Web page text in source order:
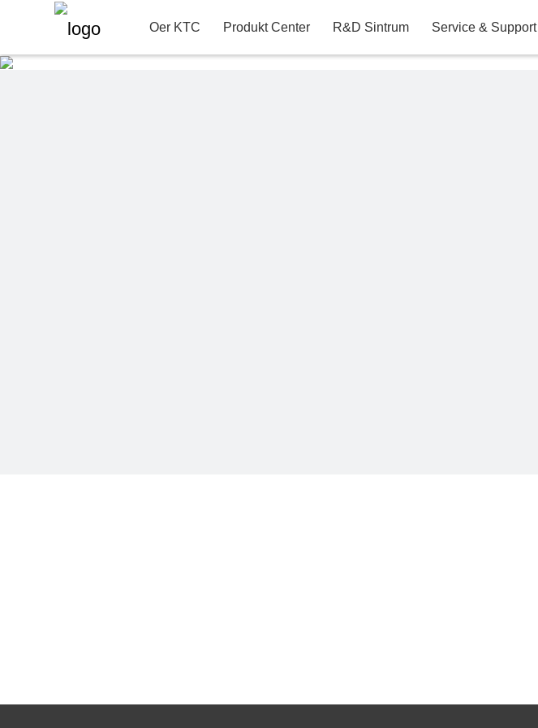
Oer KTC Produkt Center R&D Sintrum Service & Support
R&D Produktôfdieling
Oer KTC